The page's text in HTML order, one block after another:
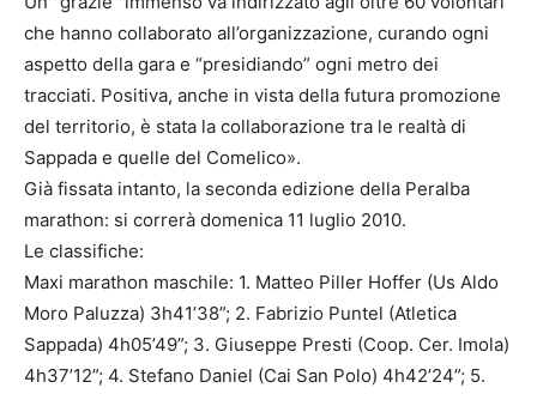
che hanno collaborato all’organizzazione, curando ogni
aspetto della gara e “presidiando” ogni metro dei
tracciati. Positiva, anche in vista della futura promozione
del territorio, è stata la collaborazione tra le realtà di
Sappada e quelle del Comelico».
Già fissata intanto, la seconda edizione della Peralba
marathon: si correrà domenica 11 luglio 2010.
Le classifiche:
Maxi marathon maschile: 1. Matteo Piller Hoffer (Us Aldo
Moro Paluzza) 3h41’38”; 2. Fabrizio Puntel (Atletica
Sappada) 4h05’49”; 3. Giuseppe Presti (Coop. Cer. Imola)
4h37’12”; 4. Stefano Daniel (Cai San Polo) 4h42’24”; 5.